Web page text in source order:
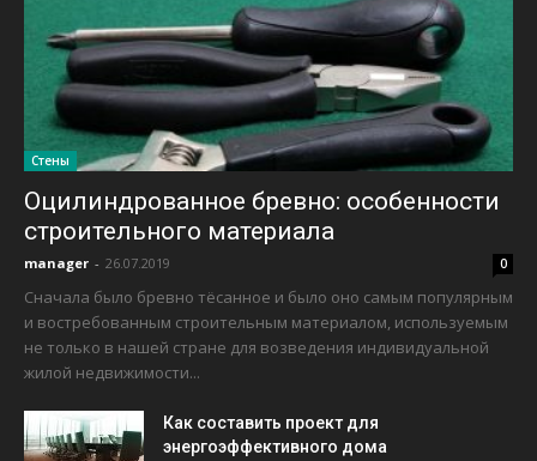
Стены
Оцилиндрованное бревно: особенности
строительного материала
manager - 26.07.2019 0
Сначала было бревно тёсанное и было оно самым популярным
и востребованным строительным материалом, используемым
не только в нашей стране для возведения индивидуальной
жилой недвижимости...
Как составить проект для
энергоэффективного дома